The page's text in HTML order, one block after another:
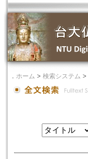
． ホーム > 検索システム >